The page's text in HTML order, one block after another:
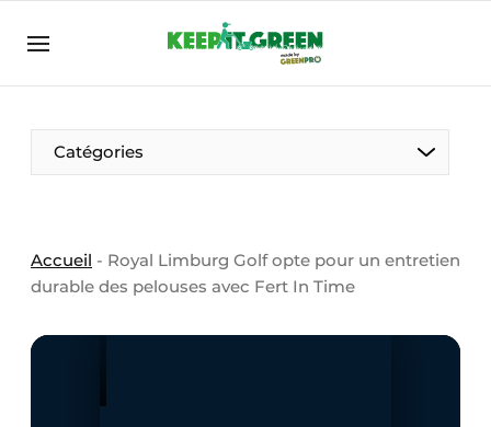
FR ENG FR
Catégories
Accueil - Royal Limburg Golf opte pour un entretien
durable des pelouses avec Fert In Time